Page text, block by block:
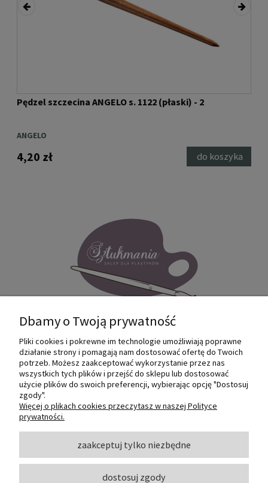
Pędzel szczecina ANGELO s. 1122 (płaski) - 2
ANGELO
4,20 zł do koszyka
Internetowy sklep dla plastyków
SZTUKMANIA. Profesjonalne artykuły dla
małych i dużych artystów.
O NAS
Dbamy o Twoją prywatność
Pliki cookies i pokrewne im technologie umożliwiają poprawne
działanie strony i pomagają nam dostosować ofertę do Twoich
potrzeb. Możesz zaakceptować wykorzystanie przez nas
wszystkich tych plików i przejść do sklepu lub dostosować
użycie plików do swoich preferencji, wybierając opcję "Dostosuj
zgody".
Więcej o plikach cookies przeczytasz w naszej Polityce
prywatności.
zaakceptuj tylko niezbędne
dostosuj zgody